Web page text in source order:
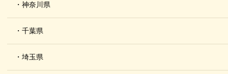
・神奈川県
・千葉県
・埼玉県